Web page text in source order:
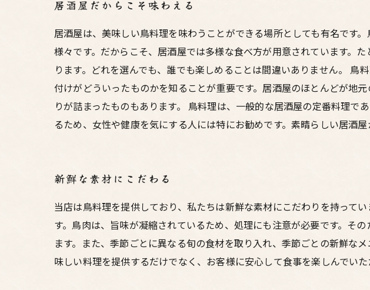
居酒屋だからこそ味わえる
居酒屋は、美味しい鳥料理を味わうことができる場所としても有名です
様々です。だからこそ、居酒屋では多様な食べ方が用意されています。
ります。どれを選んでも、誰でも楽しめることは間違いありません。
付けがどういったものかを知ることが重要です。居酒屋のほとんどが地
りが詰まったものもあります。 鳥料理は、一般的な居酒屋の定番料理
るため、女性や健康を気にする人には特にお勧めです。素晴らしい居酒
新鮮な素材にこだわる
当店は鳥料理を提供しており、私たちは新鮮な素材にこだわりを持って
す。鳥肉は、旨味が凝縮されているため、処理にも注意が必要です。そ
ます。また、季節ごとに異なる旬の食材を取り入れ、季節ごとの新鮮な
味しい料理を提供するだけでなく、お客様に安心して食事を楽しんでい